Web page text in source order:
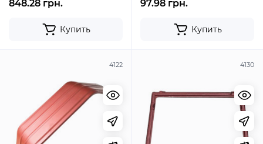
848.28 грн.
Купить
97.98 грн.
Купить
4122 4130